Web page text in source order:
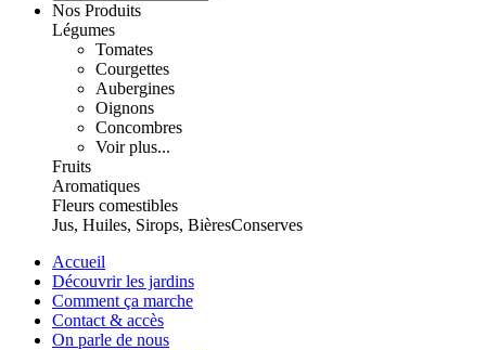
Nos Produits
Légumes
Tomates
Courgettes
Aubergines
Oignons
Concombres
Voir plus...
Fruits
Aromatiques
Fleurs comestibles
Jus, Huiles, Sirops, BièresConserves
Accueil
Découvrir les jardins
Comment ça marche
Contact & accès
On parle de nous